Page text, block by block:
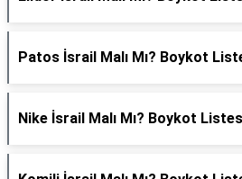
Patos İsrail Malı Mı? Boykot
Nike İsrail Malı Mı? Boykot